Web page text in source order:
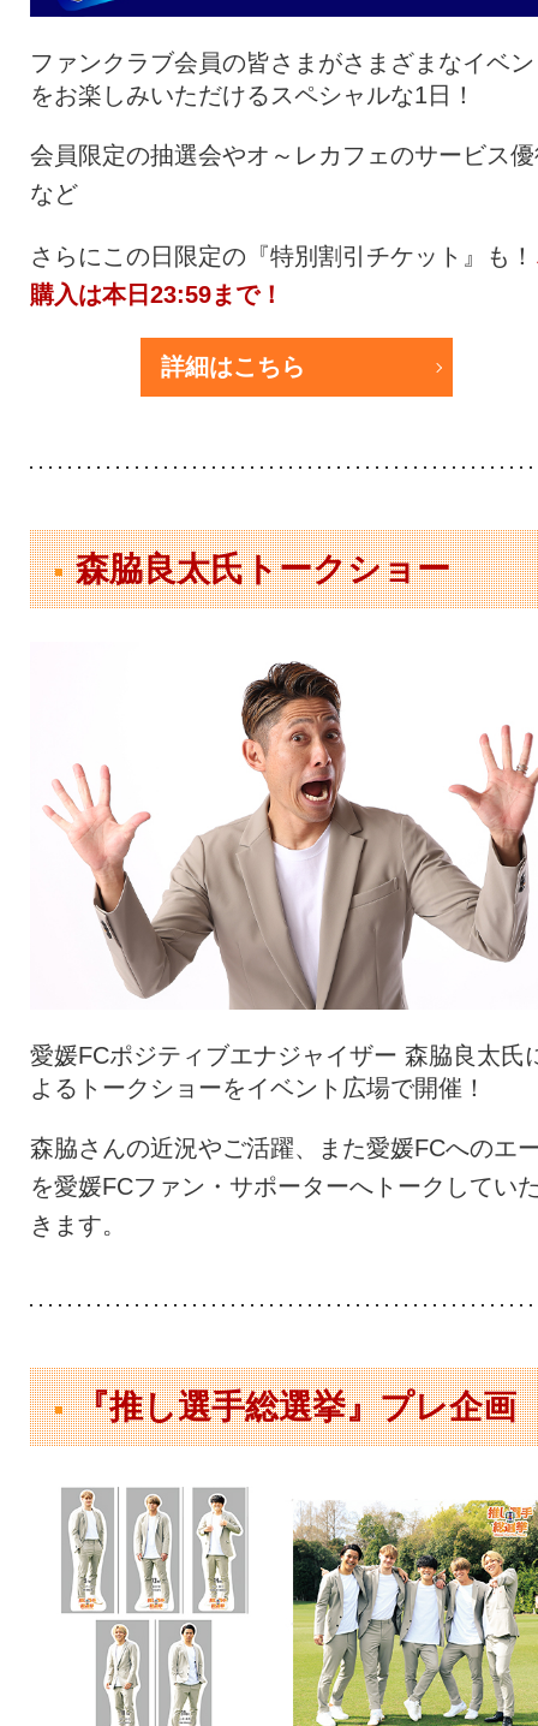
ファンクラブ会員の皆さまがさまざまなイベ
をお楽しみいただけるスペシャルな1日！
会員限定の抽選会やオ～レカフェのサービス
など
さらにこの日限定の『特別割引チケット』も！
購入は本日23:59まで！
詳細はこちら
森脇良太氏トークショー
愛媛FCポジティブエナジャイザー 森脇良太氏
よるトークショーをイベント広場で開催！
森脇さんの近況やご活躍、また愛媛FCへのエ
を愛媛FCファン・サポーターへトークしてい
きます。
『推し選手総選挙』プレ企画